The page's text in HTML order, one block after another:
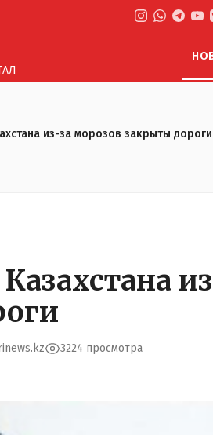
из-за морозов закрыты дороги
3224 просмотра